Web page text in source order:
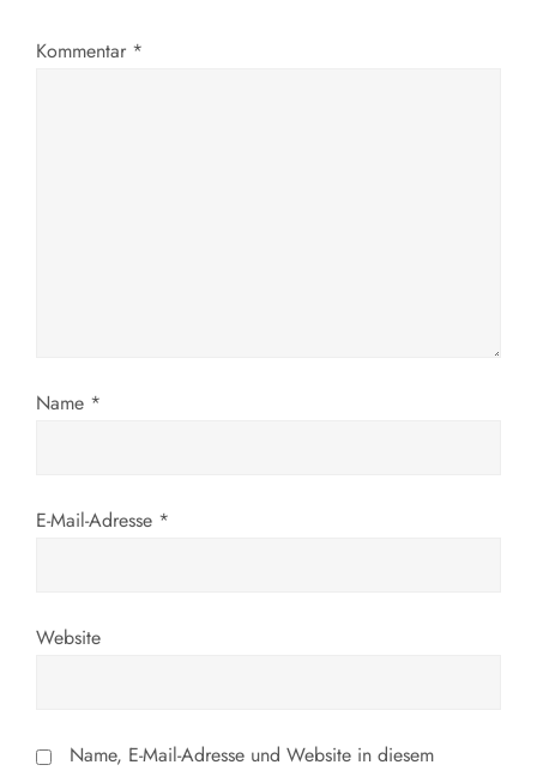
g
a
i
n
Kommentar *
Name *
E-Mail-Adresse *
Website
Name, E-Mail-Adresse und Website in diesem